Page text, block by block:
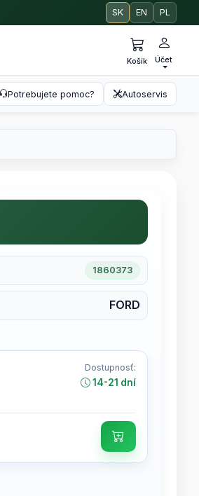
SK EN PL
Košík Účet
Potrebujete pomoc? Autoservis
1860373
FORD
Dostupnosť:
14-21 dní